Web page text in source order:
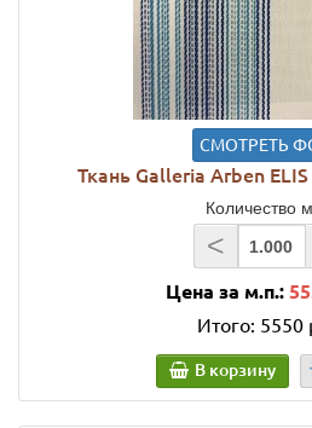
СМОТРЕТЬ
Ткань Galleria Arben ELIS
Количество
<
Цена за м.п.:
Итого: 5550
В корзину